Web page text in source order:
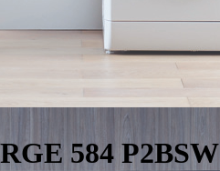
584 P2BSW